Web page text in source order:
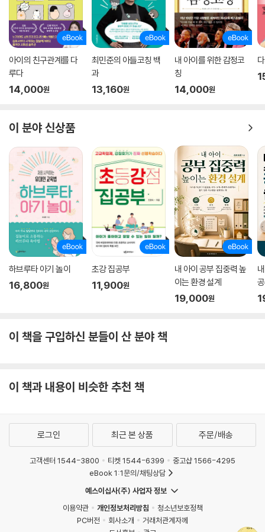
전문가 상담을 적절히 활용하자
아들보다 길어진 엄마의 심리상담 | 중이 제 머리 못 깎는다
여행으로 아이의 마음을 읽자
여행지는 아이가 원하는 곳으로 | 닫힌 마음을 여는 데는 장소의 변화가 필
요하다
진로가 먼저일까? 입시가 먼저일까?
빠르면 빠를수록 좋은 진로 대화 | 입시는 진로를 향해 가는 길일뿐
불안한 엄마 태평한 아이
나도 모르게 조급해지는 교육 환경 | 무엇이 더 소중한지 깊이 생각해보자
사춘기일수록 실패를 경험하게 하자
하고 싶은 걸 하면서 실패하는 경험은 소중하다 | 아이에게 결핍을 돌려주
자
아이가 행복하길 바란다면
부록 사춘기 엄마들이 많이 하는 Q&A
Q1 아이가 밖에 나가지 않고 집에만 있으려고 합니다
Q3 방문을 잠그고 들어가지도 못하게 합니다
Q4 하루 종일 이어폰을 끼고 있는 아이, 놔둬도 될까요?
Q5 말끝마다 욕을 하는 아이 때문에 창피합니다
이 책은 사춘기의 감정, 관계, 외모와 성, 꿈과 진로 등 35가지 테마로 나누
어 엄마가 꼭 알아야 할 마음가짐을 알려주고 있다. 각 장이 끝날 때는 ‘이
토록 다정한 엄마의 말 연습’ 코너를 실어 사춘기 전용 엄마의 말을 구체적
으로 지도한다.
사춘기 엄마의 말 원칙은 시시콜콜 캐묻지 않아야 하고, 이해되지 않아도
가장 많이 하는 질문을 추려 20가지 해법을 담았다. “좀 더 노력해달라고
어떡할까요?” 등 요즘 엄마들의 생생한 고민과 실질적인 조언이 담겨 있
어 사춘기 아이와의 문제 상황을 해결할 때 곁에 두고 들추어볼 만하다.
이제 저자의 아들은 격정의 사춘기를 지나고 고2가 되었다. 자신이 원하는
미래를 그리며 꿈을 이루기 위해 입시에 매진하고 있다. 그리고 아들은 엄
마의 따뜻한 사랑을 가슴 깊이 간직했다. “엄마 아빠, 지금까지 저에게 두
분이 얼마나 헌신하고 잘해주셨는지 알고 있고 정말 고맙게 생각하고 있어
요”라는 아들의 말은 이 책을 읽는 독자까지 울컥하게 만든다.
사춘기는 아이와 부모 모두에게 도전적인 시기다. 다만 한 가지만은 확실
하다. 방황하고 흔들리는 만큼 이 시기를 현명하게 보내고 나면 아이는 물
크나큰 기적의 시작과 같다.
아이의 친구관계를 다
루다
14,000원
최민준의 아들코칭 백
과
13,160원
내 아이를 위한 감정코
칭
14,000원
이 분야 신상품
하브루타 아기 놀이
16,800원
초강 집공부
11,900원
내 아이 공부 집중력 높
이는 환경 설계
19,000원
관
이 책을 구입하신 분들이 산 분야 책
이 책과 내용이 비슷한 추천 책
로그인 최근 본 상품 주문/배송
고객센터 1544-3800 티켓 1544-6399
중고샵 1566-4295
eBook 1:1문의/채팅상담
예스이십사(주) 사업자 정보
이용약관
개인정보처리방침
청소년보호정책
PC버전
회사소개
거래처관계자께